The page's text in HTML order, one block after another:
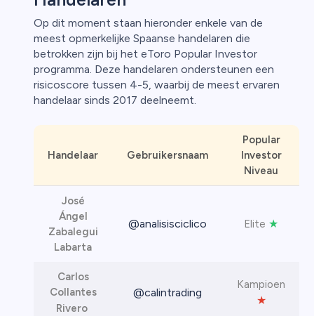
Op dit moment staan hieronder enkele van de
meest opmerkelijke Spaanse handelaren die
betrokken zijn bij het eToro Popular Investor
programma. Deze handelaren ondersteunen een
risicoscore tussen 4-5, waarbij de meest ervaren
handelaar sinds 2017 deelneemt.
Handelaar Gebruikersnaam
Popular
Investor
Niveau
José
Ángel
Zabalegui
Labarta
@analisisciclico Elite ★
Carlos
Collantes
Rivero
@calintrading
Kampioen
★